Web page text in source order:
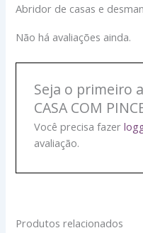
Abridor de casas e
Não há avaliações ainda.
Seja o primeiro
CASA COM
Você precisa fazer
avaliação.
Produtos relacionados